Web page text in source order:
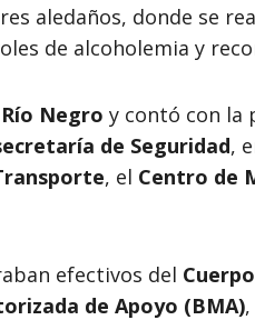
aledaños, donde se
de alcoholemia y
Negro y contó con la
de Seguridad,
, el Centro de
efectivos del
de Apoyo (BMA)